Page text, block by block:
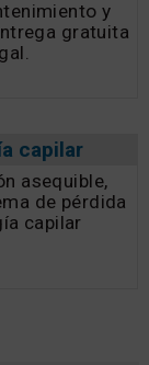
y
gratuita
capilar
asequible,
de pérdida
capilar